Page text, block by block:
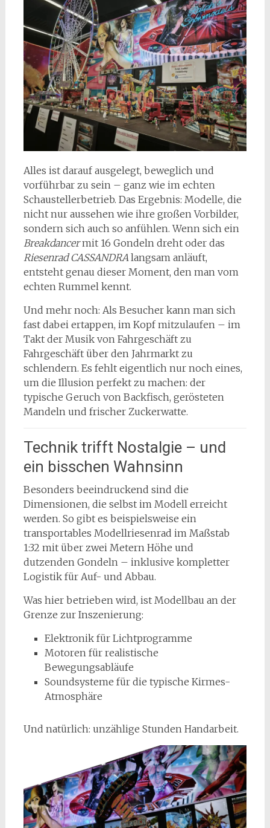
Alles ist darauf ausgelegt, beweglich und
vorführbar zu sein – ganz wie im echten
Schaustellerbetrieb. Das Ergebnis: Modelle, die
nicht nur aussehen wie ihre großen Vorbilder,
sondern sich auch so anfühlen. Wenn sich ein
Breakdancermit 16 Gondeln dreht oder das
Riesenrad CASSANDRAlangsam anläuft,
entsteht genau dieser Moment, den man vom
echten Rummel kennt.
Und mehr noch: Als Besucher kann man sich
fast dabei ertappen, im Kopf mitzulaufen – im
Takt der Musik von Fahrgeschäft zu
Fahrgeschäft über den Jahrmarkt zu
schlendern. Es fehlt eigentlich nur noch eines,
um die Illusion perfekt zu machen: der
typische Geruch von Backfisch, gerösteten
Mandeln und frischer Zuckerwatte.
Technik trifft Nostalgie – und
ein bisschen Wahnsinn
Besonders beeindruckend sind die
Dimensionen, die selbst im Modell erreicht
werden. So gibt es beispielsweise ein
transportables Modellriesenrad im Maßstab
1:32 mit über zwei Metern Höhe und
dutzenden Gondeln – inklusive kompletter
Logistik für Auf- und Abbau.
Was hier betrieben wird, ist Modellbau an der
Grenze zur Inszenierung:
Elektronik für Lichtprogramme
Motoren für realistische
Bewegungsabläufe
Soundsysteme für die typische Kirmes-
Atmosphäre
Und natürlich: unzählige Stunden Handarbeit.